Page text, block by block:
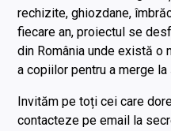
rechizite, ghiozdane,
fiecare an, proiectul se
din România unde există
a copiilor pentru a merge
Invităm pe toți cei care
contacteze pe email la